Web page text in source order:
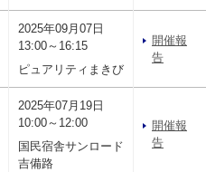
2025年09月07日
13:00～16:15
ピュアリティまきび
開催報
告
2025年07月19日
10:00～12:00
国民宿舎サンロード
吉備路
開催報
告